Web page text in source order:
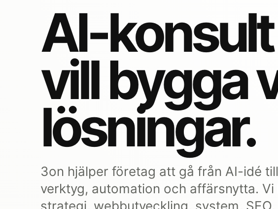
AI-
vill bygga
lösningar.
3on hjälper företag att gå från AI-idé
verktyg, automation och affärsnytta. Vi
strategi, webbutveckling, system,